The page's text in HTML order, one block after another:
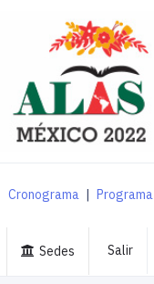
Cronograma | Programa
Sedes Salir